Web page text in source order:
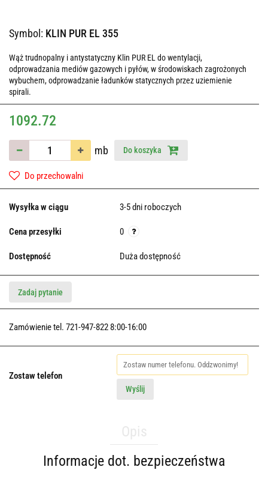
Symbol: KLIN PUR EL 355
Wąż trudnopalny i antystatyczny Klin PUR EL do wentylacji,
odprowadzania mediów gazowych i pyłów, w środowiskach zagrożonych
wybuchem, odprowadzanie ładunków statycznych przez uziemienie
spirali.
1092.72
mb Do koszyka
Do przechowalni
Wysyłka w ciągu 3-5 dni roboczych
Cena przesyłki 0
Dostępność Duża dostępność
Zadaj pytanie
Zamówienie tel. 721-947-822 8:00-16:00
Zostaw telefon
Wyślij
Informacje dot. bezpieczeństwa